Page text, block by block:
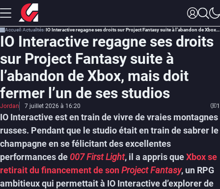
Accueil Actualités IO Interactive regagne ses droits sur Project Fantasy suite à l’abandon de Xbox, mais doit fermer l’un de ses studios
IO Interactive regagne ses droits
sur Project Fantasy suite à
l’abandon de Xbox, mais doit
fermer l’un de ses studios
Jordan 7 juillet 2026 à 16:20 1
IO Interactive est en train de vivre de vraies montagnes
russes. Pendant que le studio était en train de sabrer le
champagne en se félicitant des excellentes
performances de 007 First Light, il a appris queXbox se
retirait du financement de sonProject Fantasy, un RPG
ambitieux qui permettait à IO Interactive d’explorer de